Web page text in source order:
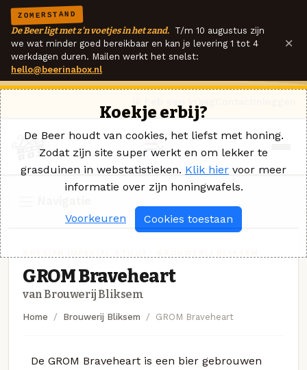
ZOMERSTAND
De Beer ligt met z'n voetjes in het zand. T/m 10 augustus zijn
we wat minder goed bereikbaar en kan je levering 1 tot 4
werkdagen duren. Mailen werkt het snelst:
hello@beerinabox.nl
×
GROM Braveheart
van Brouwerij Bliksem
Home Brouwerij Bliksem GROM Braveheart
De GROM Braveheart is een bier gebrouwen
Koekje erbij?
De Beer houdt van cookies, het liefst met honing.
Zodat zijn site super werkt en om lekker te
grasduinen in webstatistieken. Klik hier voor meer
informatie over zijn honingwafels.
Voorkeuren Cookies toestaan